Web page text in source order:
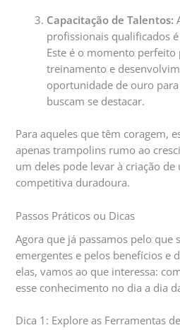
Capacitação de Talentos:
profissionais qualificados
Este é o momento
treinamento e
oportunidade de ouro
buscam se destacar.
Para aqueles que têm coragem,
apenas trampolins rumo ao
um deles pode levar à criação de
competitiva duradoura.
Passos Práticos ou Dicas
Agora que já passamos pelo que
emergentes e pelos benefícios e
elas, vamos ao que interessa:
esse conhecimento no dia a dia
Dica 1: Explore as Ferramentas